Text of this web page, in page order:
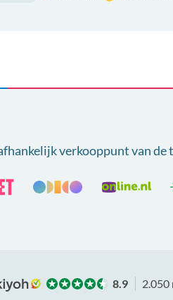
verkooppunt vande
8.9 2.050